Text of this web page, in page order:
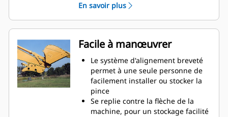
Obtenez les pinces les plus
appropriées à vos applications.
Avec trois configurations de dents,
sélectionnez la meilleure option,
entre un appareil de préhension
large ou étroit, ou des temps de
fermeture plus courts pour le repli
de la flèche lors du transport.
La gestion de plusieurs
équipements pour un parc est
plus facile avec un système
En savoir plus
Facile à manœuvrer
Le système d'alignement breveté
permet à une seule personne de
facilement installer ou stocker la
pince
Se replie contre la flèche de la
machine, pour un stockage facilité